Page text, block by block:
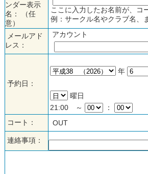
ンダー表示
名： （任
意）
ここに入力したお名前が、
例：サークル名やクラブ名、
メールアド
レス：
アカウント
予約日：
年
曜日
21:00 ～
：
コート：
OUT
連絡事項：